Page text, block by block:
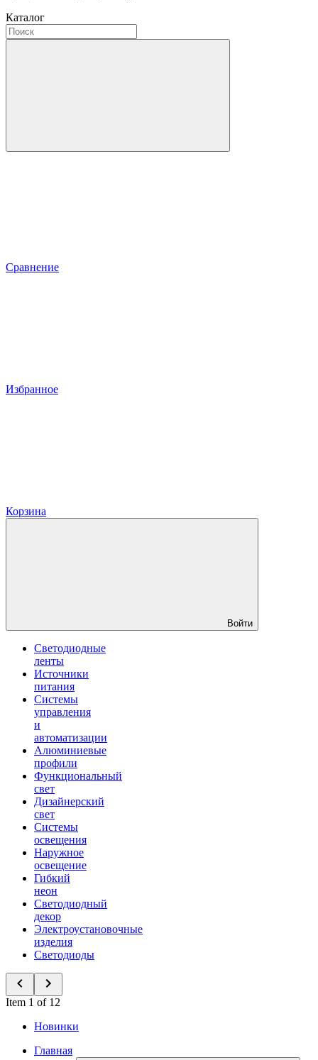
Каталог
Сравнение
Избранное
Корзина
Войти
Светодиодные
ленты
Источники
питания
Системы
управления
и
автоматизации
Алюминиевые
профили
Функциональный
свет
Дизайнерский
свет
Системы
освещения
Наружное
освещение
Гибкий
неон
Светодиодный
декор
Электроустановочные
изделия
Светодиоды
Item 1 of 12
Новинки
Главная